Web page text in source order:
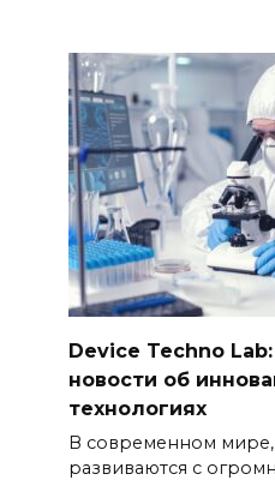
Device Techno
новости об
технологиях
В современном мире,
развиваются с